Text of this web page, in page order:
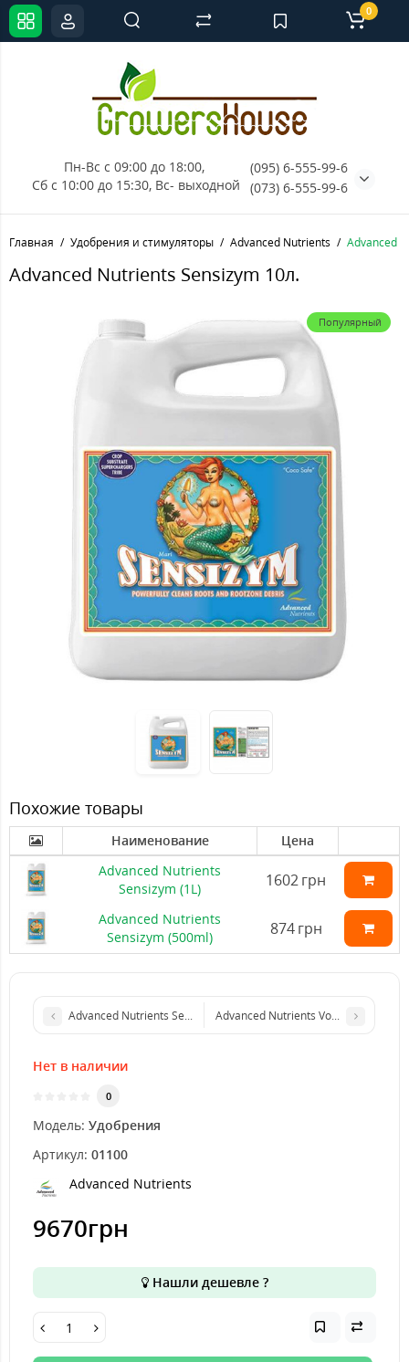
Пн-Вс с 09:00 до 18:00,
Сб с 10:00 до 15:30, Вс- выходной
(095) 6-555-99-6
(073) 6-555-99-6
0
Главная Удобрения и стимуляторы Advanced Nutrients Advanced
Advanced Nutrients Sensizym 10л.
Популярный
Похожие товары
Наименование
Цена
Advanced Nutrients
Sensizym (1L)
1602грн
Advanced Nutrients
Sensizym (500ml)
874 грн
Advanced Nutrients Sensizym (4 L)Advanced Nutrients Voodoo Juice (1L)
Нет в наличии
0
Модель: Удобрения
Артикул: 01100
Advanced Nutrients
9670грн
Нашли дешевле ?